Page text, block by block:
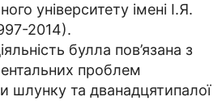
університету імені І.Я.
2014).
булла пов’язана з
проблем
шлунку та дванадцятипалої